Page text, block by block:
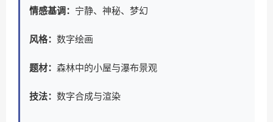
情感基调： 宁静、神秘、梦幻
风格： 数字绘画
题材： 森林中的小屋与瀑布景观
技法： 数字合成与渲染